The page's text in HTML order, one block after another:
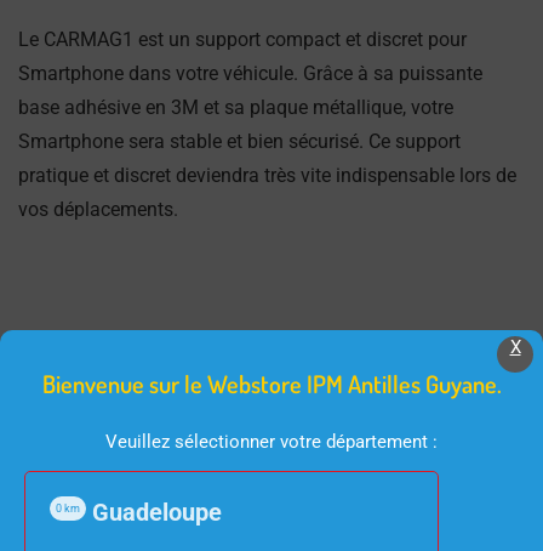
Le CARMAG1 est un support compact et discret pour
Smartphone dans votre véhicule. Grâce à sa puissante
base adhésive en 3M et sa plaque métallique, votre
Smartphone sera stable et bien sécurisé. Ce support
pratique et discret deviendra très vite indispensable lors de
vos déplacements.
X
Bienvenue sur le Webstore IPM Antilles Guyane.
Veuillez sélectionner votre département :
Guadeloupe
0 km